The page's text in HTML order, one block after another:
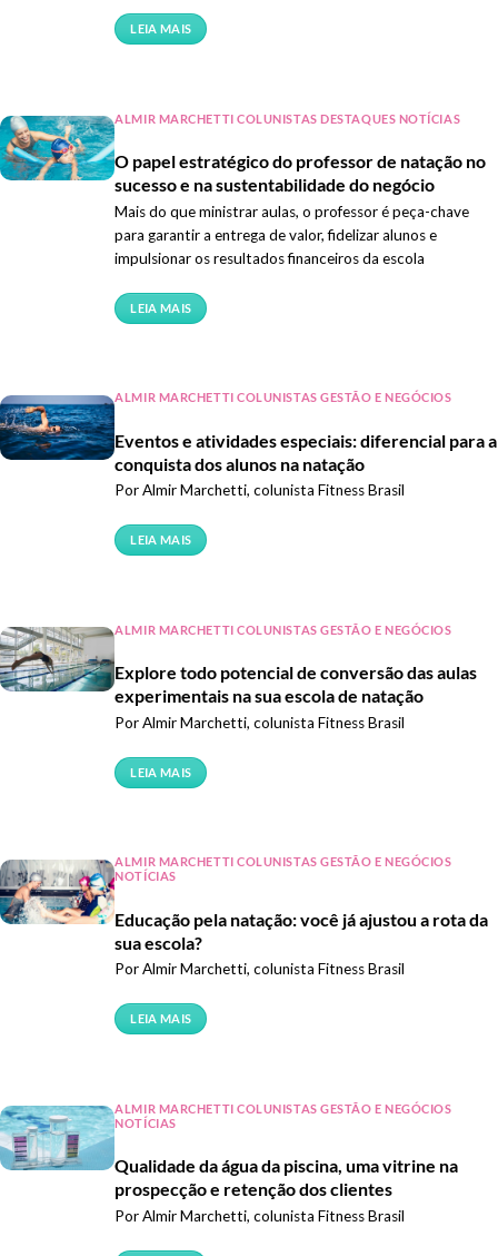
LEIA MAIS
ALMIR MARCHETTI COLUNISTAS DESTAQUES NOTÍCIAS
O papel estratégico do professor de natação no
sucesso e na sustentabilidade do negócio
Mais do que ministrar aulas, o professor é peça-chave
para garantir a entrega de valor, fidelizar alunos e
impulsionar os resultados financeiros da escola
LEIA MAIS
ALMIR MARCHETTI COLUNISTAS GESTÃO E NEGÓCIOS
Eventos e atividades especiais: diferencial para a
conquista dos alunos na natação
Por Almir Marchetti, colunista Fitness Brasil
LEIA MAIS
ALMIR MARCHETTI COLUNISTAS GESTÃO E NEGÓCIOS
Explore todo potencial de conversão das aulas
experimentais na sua escola de natação
Por Almir Marchetti, colunista Fitness Brasil
LEIA MAIS
ALMIR MARCHETTI COLUNISTAS GESTÃO E NEGÓCIOS
NOTÍCIAS
Educação pela natação: você já ajustou a rota da
sua escola?
Por Almir Marchetti, colunista Fitness Brasil
LEIA MAIS
ALMIR MARCHETTI COLUNISTAS GESTÃO E NEGÓCIOS
NOTÍCIAS
Qualidade da água da piscina, uma vitrine na
prospecção e retenção dos clientes
Por Almir Marchetti, colunista Fitness Brasil